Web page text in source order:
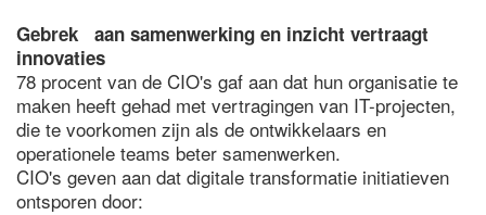
Gebrek aan samenwerking en inzicht vertraagt
innovaties
78 procent van de CIO's gaf aan dat hun organisatie te
maken heeft gehad met vertragingen van IT-projecten,
die te voorkomen zijn als de ontwikkelaars en
operationele teams beter samenwerken.
CIO's geven aan dat digitale transformatie initiatieven
ontsporen door: